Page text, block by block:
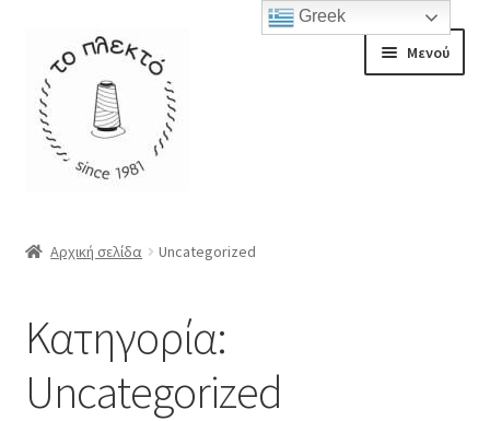
Απευθείας
μετάβαση
στην
πλοήγηση
Μετάβαση
περιεχόμενο
Μενού
Παιδικό κουβερτάκι
Ριχτάρια
Αρχική σελίδα Uncategorized
Κατηγορία:
Uncategorized
Greek